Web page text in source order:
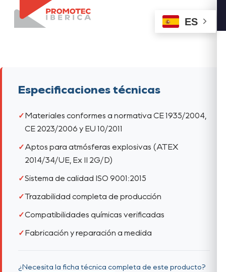
Especificaciones técnicas
Materiales conformes a normativa CE 1935/2004,
CE 2023/2006 y EU 10/2011
Aptos para atmósferas explosivas (ATEX
2014/34/UE, Ex II 2G/D)
Sistema de calidad ISO 9001:2015
Trazabilidad completa de producción
Compatibilidades químicas verificadas
Fabricación y reparación a medida
¿Necesita la ficha técnica completa de este producto?
ES